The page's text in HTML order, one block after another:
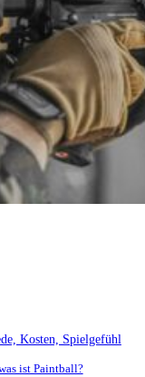
Kosten, Spielgefühl
ist Paintball?